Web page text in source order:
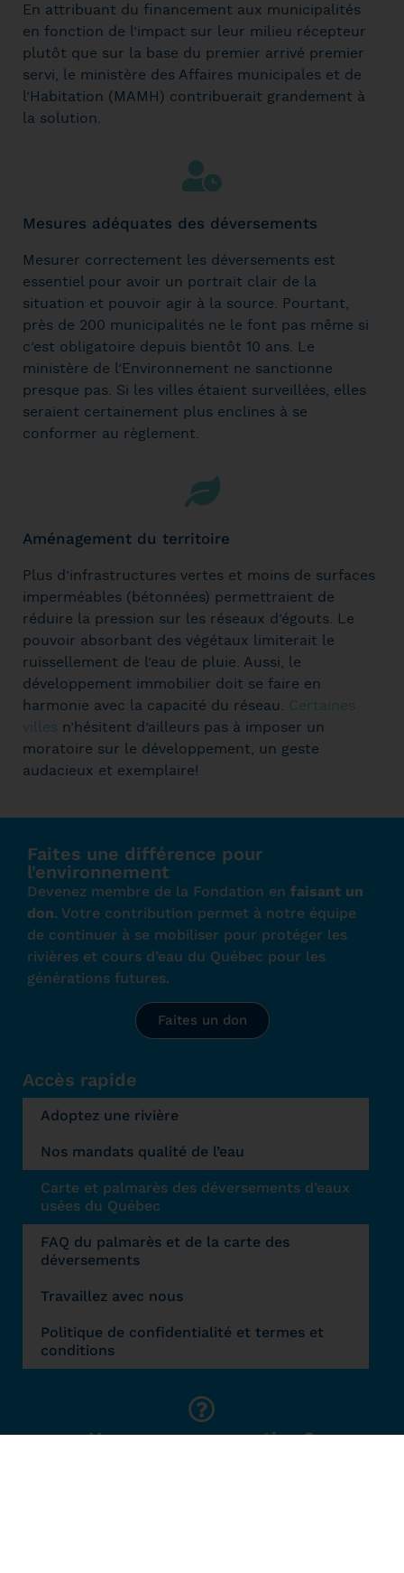
En attribuant du financement aux municipalités
en fonction de l’impact sur leur milieu récepteur
plutôt que sur la base du premier arrivé premier
servi, le ministère des Affaires municipales et de
l’Habitation (MAMH) contribuerait grandement à
la solution.
Mesures adéquates des déversements
Mesurer correctement les déversements est
essentiel pour avoir un portrait clair de la
situation et pouvoir agir à la source. Pourtant,
près de 200 municipalités ne le font pas même si
c’est obligatoire depuis bientôt 10 ans.
Le
ministère de l’Environnement ne sanctionne
presque pas. Si les villes étaient surveillées, elles
seraient certainement plus enclines à se
conformer au règlement.
Aménagement du territoire
Plus d’infrastructures vertes et moins de surfaces
imperméables (bétonnées) permettraient de
réduire la pression sur les réseaux d’égouts. Le
pouvoir absorbant des végétaux limiterait le
ruissellement de l’eau de pluie. Aussi, le
développement immobilier doit se faire en
harmonie avec la capacité du réseau. Certaines
villes n’hésitent d’ailleurs pas à imposer un
moratoire sur le développement, un geste
audacieux et exemplaire!
Faites une différence pour
l'environnement
Devenez membre de la Fondation en faisant un
don. Votre contribution permet à notre équipe
de continuer à se mobiliser pour protéger les
rivières et cours d’eau du Québec pour les
générations futures.
Faites un don
Accès rapide
Adoptez une rivière
Nos mandats qualité de l’eau
Carte et palmarès des déversements d’eaux
usées du Québec
FAQ du palmarès et de la carte des
déversements
Travaillez avec nous
Politique de confidentialité et termes et
conditions
Vous avez une question ?